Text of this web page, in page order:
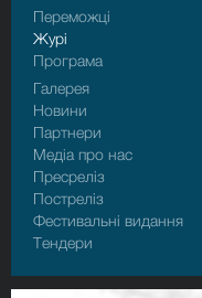
Переможці
Журі
Програма
Галерея
Новини
Партнери
Медіа про нас
Пресрелiз
Пострелiз
Фестивальні видання
Тендери